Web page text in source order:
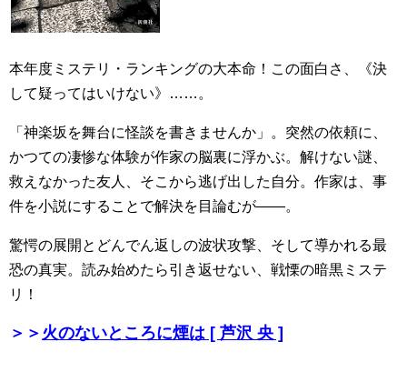
本年度ミステリ・ランキングの大本命！この面白さ、《決
して疑ってはいけない》……。
「神楽坂を舞台に怪談を書きませんか」。突然の依頼に、
かつての凄惨な体験が作家の脳裏に浮かぶ。解けない謎、
救えなかった友人、そこから逃げ出した自分。作家は、事
件を小説にすることで解決を目論むが――。
驚愕の展開とどんでん返しの波状攻撃、そして導かれる最
恐の真実。読み始めたら引き返せない、戦慄の暗黒ミステ
リ！
＞＞ 火のないところに煙は [ 芦沢 央 ]